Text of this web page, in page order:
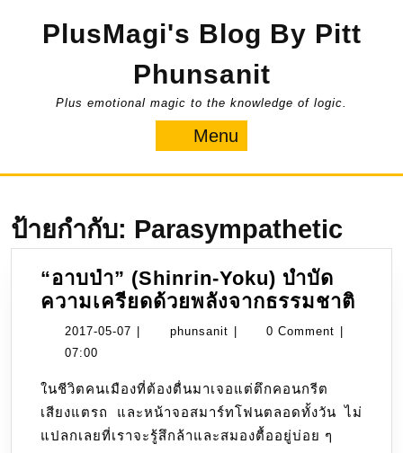
PlusMagi's Blog By Pitt
Phunsanit
Plus emotional magic to the knowledge of logic.
Menu
ป้ายกำกับ: Parasympathetic
“อาบป่า” (Shinrin-Yoku) บำบัด
ความเครียดด้วยพลังจากธรรมชาติ
ควา
2017-05-07 2017- phunsanit phunsanit0 Comment
07:00
ในชีวิตคนเมืองที่ต้องตื่นมาเจอแต่ตึกคอนกรีต
เสียงแตรถ และหน้าจอสมาร์ทโฟนตลอดทั้งวัน ไม่
แปลกเลยที่เราจะรู้สึกล้าและสมองตื้ออยู่บ่อย ๆ